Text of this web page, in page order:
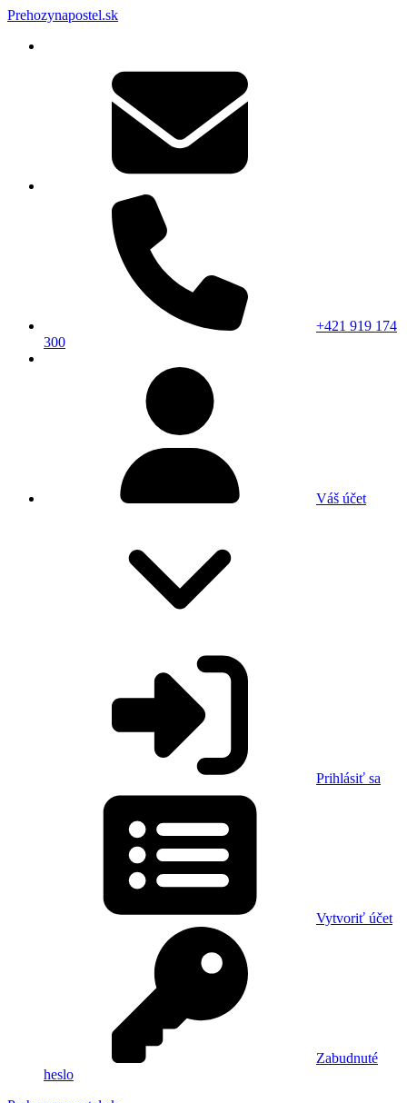
Prehozynapostel.sk
+421 919 174
300
Váš účet
Prihlásiť sa
Vytvoriť účet
Zabudnuté
heslo